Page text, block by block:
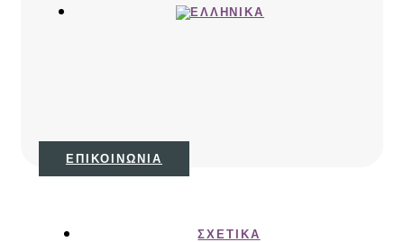
ΕΠΙΚΟΙΝΩΝΊΑ
ΣΧΕΤΙΚΆ